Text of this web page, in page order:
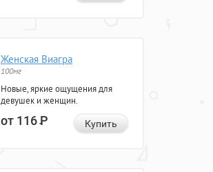
Женская Виагра
100мг
Новые, яркие ощущения для
девушек и женщин.
от 116Р Купить